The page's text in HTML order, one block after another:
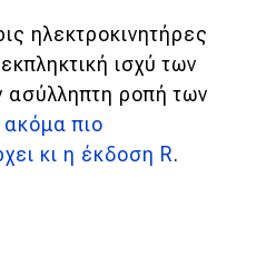
ηλεκτροκινητήρες
ισχύ των
ασύλληπτη ροπή των
ακόμα πιο
κι η έκδοση R.